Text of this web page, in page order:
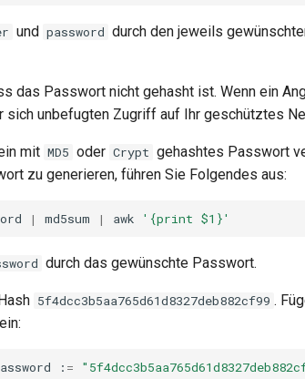
und password durch den jeweils
das Passwort nicht gehasht ist. Wenn ein
sich unbefugten Zugriff auf Ihr geschütztes
mit MD5 oder Crypt gehashtes Passwort
zu generieren, führen Sie Folgendes aus:
| md5sum | awk '{print $1}'
durch das gewünschte Passwort.
5f4dcc3b5aa765d61d8327deb882cf99 .
ein:
: =